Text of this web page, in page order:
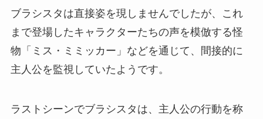
ブラシスタは直接姿を現しませんでしたが、これ
まで登場したキャラクターたちの声を模倣する怪
物「ミス・ミミッカー」などを通じて、間接的に
主人公を監視していたようです。
ラストシーンでブラシスタは、主人公の行動を称